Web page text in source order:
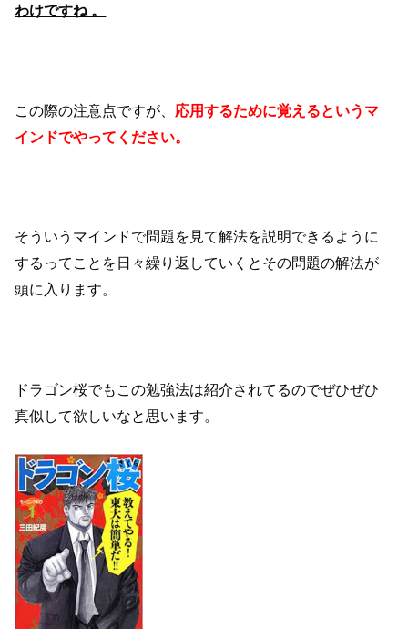
わけですね 。
この際の注意点ですが、 応用するために覚えるというマ
インドでやってください。
そういうマインドで問題を見て解法を説明できるように
するってことを日々繰り返していくとその問題の解法が
頭に入ります。
ドラゴン桜でもこの勉強法は紹介されてるのでぜひぜひ
真似して欲しいなと思います。